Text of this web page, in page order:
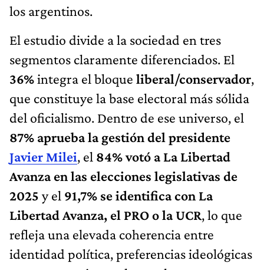
los argentinos.
El estudio divide a la sociedad en tres
segmentos claramente diferenciados. El
36%integra el bloque liberal/conservador,
que constituye la base electoral más sólida
del oficialismo. Dentro de ese universo, el
87% aprueba la gestión del presidente
Javier Milei, el 84% votó a La Libertad
Avanza en las elecciones legislativas de
2025 y el 91,7% se identifica con La
Libertad Avanza, el PRO o la UCR, lo que
refleja una elevada coherencia entre
identidad política, preferencias ideológicas